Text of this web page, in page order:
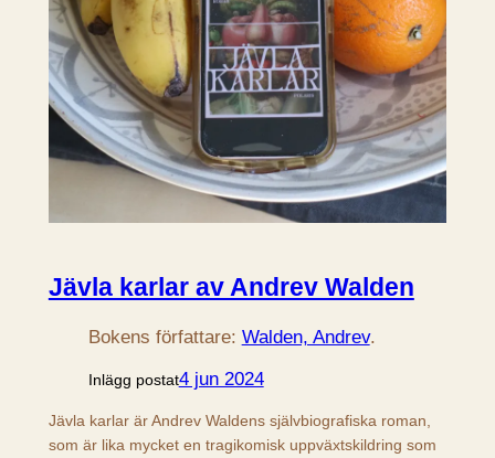
Jävla karlar av Andrev Walden
Bokens författare: Walden, Andrev.
Inlägg postat4 jun 2024
Jävla karlar är Andrev Waldens självbiografiska roman,
som är lika mycket en tragikomisk uppväxtskildring som